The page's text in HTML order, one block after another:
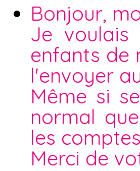
Bonjour,
Je
enfants de
l'envoyer
Même si
normal
les
Merci de